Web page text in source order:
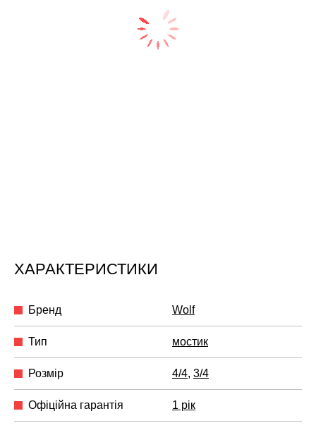
ХАРАКТЕРИСТИКИ
Бренд Wolf
Тип мостик
Розмір 4/4, 3/4
Офіційна гарантія 1 рік